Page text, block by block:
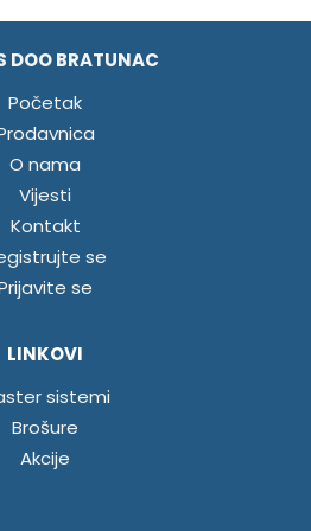
DOO BRATUNAC
Početak
O nama
Vijesti
Kontakt
se
se
LINKOVI
sistemi
Brošure
Akcije